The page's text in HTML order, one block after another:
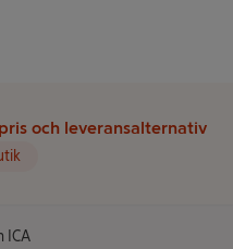
och leveransalternativ
ICA